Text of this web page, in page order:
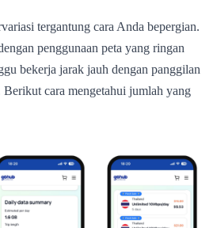
tergantung cara Anda bepergian.
penggunaan peta yang ringan
bekerja jarak jauh dengan panggilan
cara mengetahui jumlah yang